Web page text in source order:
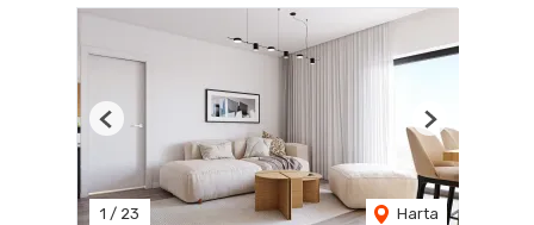
1 / 23 Harta
Previous Next